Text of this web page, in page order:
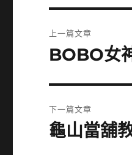
章
上一篇文章
上
篇
文
章:
BOBO女
下一篇文章
下
龜山當舖